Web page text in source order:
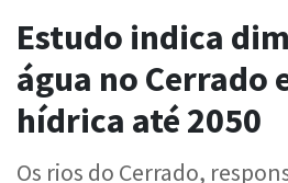
Estudo indica
água no Cerrado
hídrica até 2050
Os rios do Cerrado,